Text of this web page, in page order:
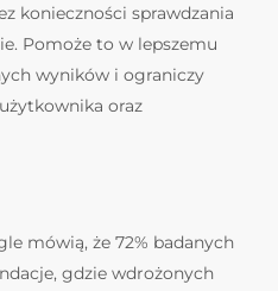
konieczności sprawdzania
Pomoże to w lepszemu
wyników i ograniczy
oraz
mówią, że 72% badanych
gdzie wdrożonych